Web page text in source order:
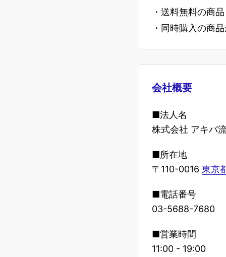
・送料無料の商
・同時購入の商
会社概要
■法人名
株式会社 アキバ
■所在地
〒110-0016 東京
■電話番号
03-5688-7680
■営業時間
11:00 - 19:00